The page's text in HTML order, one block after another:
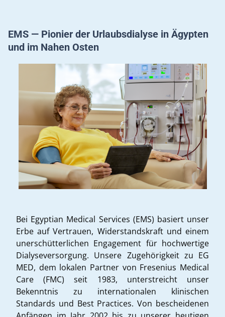
EMS — Pionier der Urlaubsdialyse in Ägypten
und im Nahen Osten
Bei Egyptian Medical Services (EMS) basiert unser
Erbe auf Vertrauen, Widerstandskraft und einem
unerschütterlichen Engagement für hochwertige
Dialyseversorgung. Unsere Zugehörigkeit zu EG
MED, dem lokalen Partner von Fresenius Medical
Care (FMC) seit 1983, unterstreicht unser
Bekenntnis zu internationalen klinischen
Standards und Best Practices. Von bescheidenen